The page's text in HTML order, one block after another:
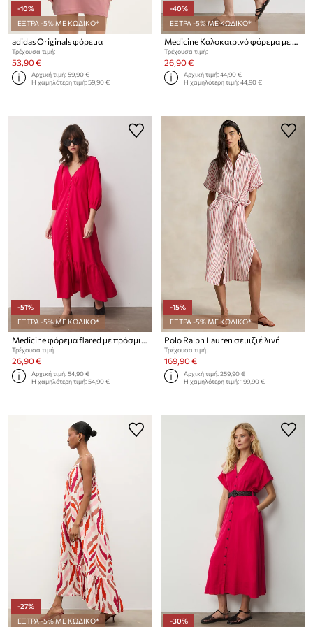
-10%
ΕΞΤΡΑ -5% ΜΕ ΚΩΔΙΚΟ*
adidas Originals φόρεμα
Τρέχουσα τιμή:
53,90 €
Αρχική τιμή:59,90 €
Η χαμηλότερη τιμή:59,90 €
-40%
ΕΞΤΡΑ -5% ΜΕ ΚΩΔΙΚΟ*
Τρέχουσα τιμή:
26,90 €
Αρχική τιμή:44,90 €
Η χαμηλότερη τιμή:44,90 €
-51%
ΕΞΤΡΑ -5% ΜΕ ΚΩΔΙΚΟ*
Medicine φόρεμα flared με πρόσμιξη λινού
Τρέχουσα τιμή:
26,90 €
Αρχική τιμή:54,90 €
Η χαμηλότερη τιμή:54,90 €
-15%
ΕΞΤΡΑ -5% ΜΕ ΚΩΔΙΚΟ*
Polo Ralph Lauren σεμιζιέ λινή
Τρέχουσα τιμή:
169,90 €
Αρχική τιμή:259,90 €
Η χαμηλότερη τιμή:199,90 €
-27%
ΕΞΤΡΑ -5% ΜΕ ΚΩΔΙΚΟ*
-30%